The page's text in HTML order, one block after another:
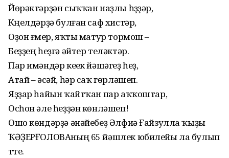
Йөрәктәрҙән сыҡҡан наҙлы һүҙҙәр,
Күңелдәрҙә булған саф хистәр,
Оҙон ғүмер, яҡты матур тормош –
Беҙҙең һеҙгә әйтер теләктәр.
Пар имәндәр кеүек йәшәгеҙ һеҙ,
Атай – әсәй, һәр саҡ гөрләшеп.
Яҙҙар һайын ҡайтҡан пар аҡҡоштар,
Осһон әле һеҙҙән көнләшеп!
Ошо көндәрҙә әнәйебеҙ Әлфиә Ғайзулла ҡыҙы
ҠӘҘЕРҒОЛОВАның 65 йәшлек юбилейы ла булып
үтте.